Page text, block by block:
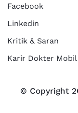
Facebook
Linkedin
Kritik & Saran
Karir Dokter Mobil
© Copyright